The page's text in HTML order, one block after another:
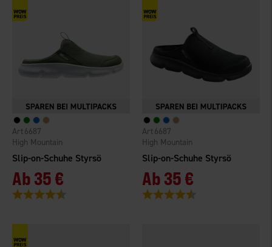
Slip-on-Schuhe Styrsö
High Mountain
6687
Ab35 €
Bewertung:
Slip-on-Schuhe Styrsö
High Mountain
6687
Ab35 €
Bewertung: